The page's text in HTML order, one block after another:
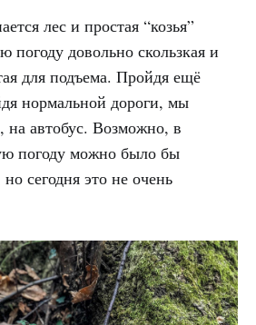
лес и простая “козья”
погоду довольно скользкая и
для подъема. Пройдя ещё
нормальной дороги, мы
на автобус. Возможно, в
погоду можно было бы
сегодня это не очень